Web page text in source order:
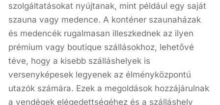
szolgáltatásokat nyújtanak, mint például egy saját
szauna vagy medence. A konténer szaunaházak
és medencék rugalmasan illeszkednek az ilyen
prémium vagy boutique szállásokhoz, lehetővé
téve, hogy a kisebb szálláshelyek is
versenyképesek legyenek az élményközpontú
utazók számára. Ezek a megoldások hozzájárulnak
a vendégek elégedettségéhez és a szálláshely